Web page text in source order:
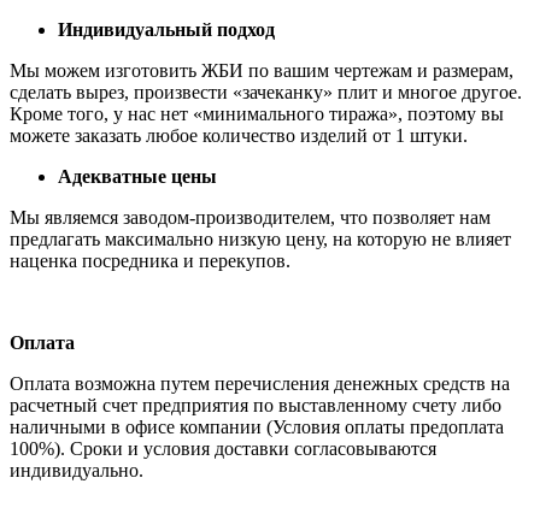
Индивидуальный подход
Мы можем изготовить ЖБИ по вашим чертежам и размерам,
сделать вырез, произвести «зачеканку» плит и многое другое.
Кроме того, у нас нет «минимального тиража», поэтому вы
можете заказать любое количество изделий от 1 штуки.
Адекватные цены
Мы являемся заводом-производителем, что позволяет нам
предлагать максимально низкую цену, на которую не влияет
наценка посредника и перекупов.
Оплата
Оплата возможна путем перечисления денежных средств на
расчетный счет предприятия по выставленному счету либо
наличными в офисе компании (Условия оплаты предоплата
100%). Сроки и условия доставки согласовываются
индивидуально.